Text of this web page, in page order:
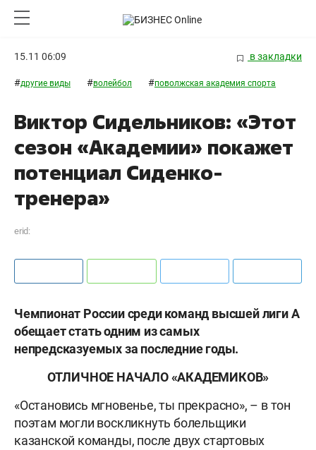
15.11 06:09 в закладки
#другие виды #волейбол #поволжская академия спорта
Виктор Сидельников: «Этот
сезон «Академии» покажет
потенциал Сиденко-
тренера»
erid:
Чемпионат России среди команд высшей лиги А
обещает стать одним из самых
непредсказуемых за последние годы.
ОТЛИЧНОЕ НАЧАЛО «АКАДЕМИКОВ»
«Остановись мгновенье, ты прекрасно», – в тон
поэтам могли воскликнуть болельщики
казанской команды, после двух стартовых